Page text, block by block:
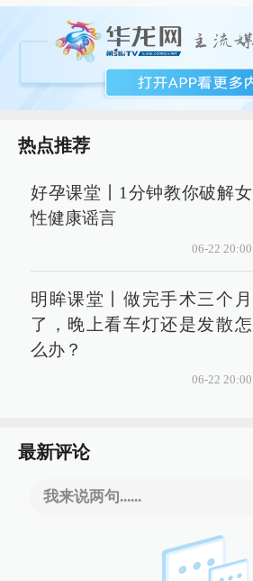
热点推荐
好孕课堂丨1分钟教你破解女
性健康谣言
06-22 20:00
明眸课堂丨做完手术三个月
了，晚上看车灯还是发散怎
么办？
06-22 20:00
最新评论
我来说两句......